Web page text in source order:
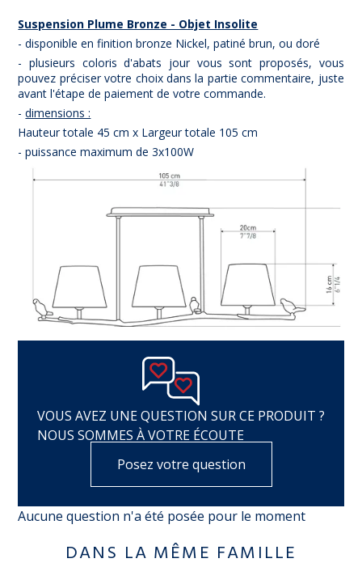
Suspension Plume Bronze - Objet Insolite
- disponible en finition bronze Nickel, patiné brun, ou doré
- plusieurs coloris d'abats jour vous sont proposés, vous
pouvez préciser votre choix dans la partie commentaire, juste
avant l'étape de paiement de votre commande.
-dimensions :
Hauteur totale 45 cm x Largeur totale 105 cm
- puissance maximum de 3x100W
VOUS AVEZ UNE QUESTION SUR CE PRODUIT ?
NOUS SOMMES À VOTRE ÉCOUTE
Posez votre question
Aucune question n'a été posée pour le moment
DANS LA MÊME FAMILLE